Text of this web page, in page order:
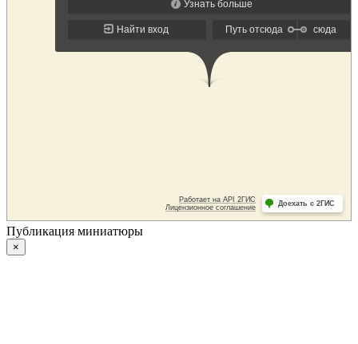
Публикация миниатюры
×